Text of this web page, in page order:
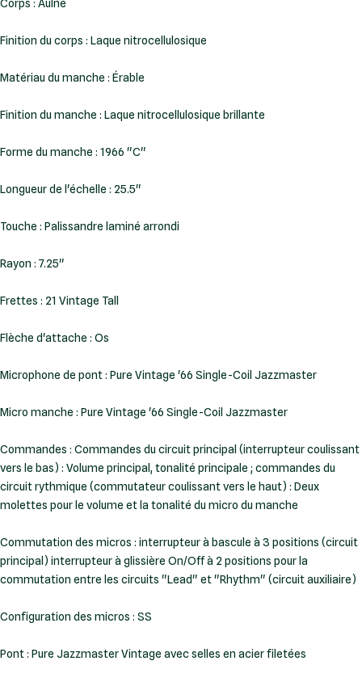
Corps : Aulne
Finition du corps : Laque nitrocellulosique
Matériau du manche : Érable
Finition du manche : Laque nitrocellulosique brillante
Forme du manche : 1966 "C"
Longueur de l'échelle : 25.5"
Touche : Palissandre laminé arrondi
Rayon : 7.25"
Frettes : 21 Vintage Tall
Flèche d'attache : Os
Microphone de pont : Pure Vintage '66 Single-Coil Jazzmaster
Micro manche : Pure Vintage '66 Single-Coil Jazzmaster
Commandes : Commandes du circuit principal (interrupteur coulissant
vers le bas) : Volume principal, tonalité principale ; commandes du
circuit rythmique (commutateur coulissant vers le haut) : Deux
molettes pour le volume et la tonalité du micro du manche
Commutation des micros : interrupteur à bascule à 3 positions (circuit
principal) interrupteur à glissière On/Off à 2 positions pour la
commutation entre les circuits "Lead" et "Rhythm" (circuit auxiliaire)
Configuration des micros : SS
Pont : Pure Jazzmaster Vintage avec selles en acier filetées